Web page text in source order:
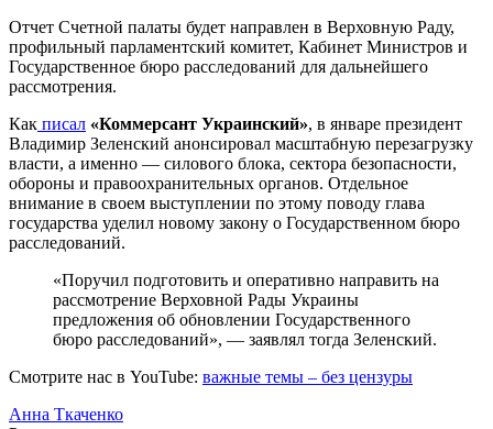
Отчет Счетной палаты будет направлен в Верховную Раду,
профильный парламентский комитет, Кабинет Министров и
Государственное бюро расследований для дальнейшего
рассмотрения.
Как писал «Коммерсант Украинский», в январе президент
Владимир Зеленский анонсировал масштабную перезагрузку
власти, а именно — силового блока, сектора безопасности,
обороны и правоохранительных органов. Отдельное
внимание в своем выступлении по этому поводу глава
государства уделил новому закону о Государственном бюро
расследований.
«Поручил подготовить и оперативно направить на
рассмотрение Верховной Рады Украины
предложения об обновлении Государственного
бюро расследований», — заявлял тогда Зеленский.
Смотрите нас в YouTube: важные темы – без цензуры
Анна Ткаченко